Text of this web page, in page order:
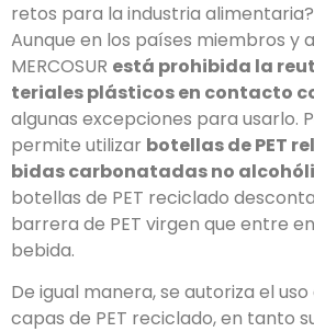
Aunque en los países miembros y
MERCOSUR está prohibida la
teriales plásticos en contacto
algunas excepciones para usarlo.
permite utilizar botellas de PET
bidas carbonatadas no
botellas de PET reciclado
barrera de PET virgen que entre
bebida.
De igual manera, se autoriza el
capas de PET reciclado, en tanto